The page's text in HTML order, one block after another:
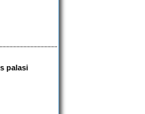
palasi